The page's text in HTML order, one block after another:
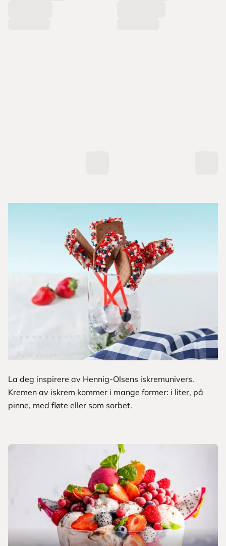
La deg inspirere av Hennig-Olsens iskremunivers.
Kremen av iskrem kommer i mange former: i liter, på
pinne, med fløte eller som sorbet.